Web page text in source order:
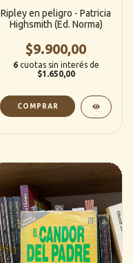
Ripley en peligro - Patricia
Highsmith (Ed. Norma)
$9.900,00
6 cuotas sin interés de
$1.650,00